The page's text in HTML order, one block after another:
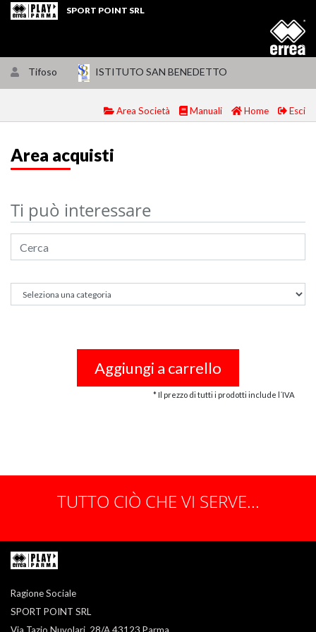
SPORT POINT SRL
Tifoso ISTITUTO SAN BENEDETTO
Area Società Manuali Home Esci
Area acquisti
Ti può interessare
Aggiungi a carrello
* Il prezzo di tutti i prodotti include l´IVA
TUTTO CIÒ CHE VI SERVE...
Ragione Sociale
SPORT POINT SRL